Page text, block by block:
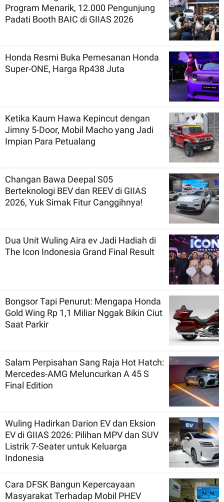
Program Menarik, 12.000 Pengunjung
Padati Booth BAIC di GIIAS 2026
Honda Resmi Buka Pemesanan Honda
Super-ONE, Harga Rp438 Juta
Ketika Kaum Hawa Kepincut dengan
Jimny 5-Door, Mobil Macho yang Jadi
Impian Para Petualang
Changan Bawa Deepal S05
Berteknologi BEV dan REEV di GIIAS
2026, Yuk Simak Fitur Canggihnya!
Dua Unit Wuling Aira ev Jadi Hadiah di
The Icon Indonesia Grand Final Result
Bongsor Tapi Penurut: Mengapa Honda
Gold Wing Rp 1,1 Miliar Nggak Bikin Ciut
Saat Parkir
Salam Perpisahan Sang Raja Hot Hatch:
Mercedes-AMG Meluncurkan A 45 S
Final Edition
Wuling Hadirkan Darion EV dan Eksion
EV di GIIAS 2026: Pilihan MPV dan SUV
Listrik 7-Seater untuk Keluarga
Indonesia
Cara DFSK Bangun Kepercayaan
Masyarakat Terhadap Mobil PHEV